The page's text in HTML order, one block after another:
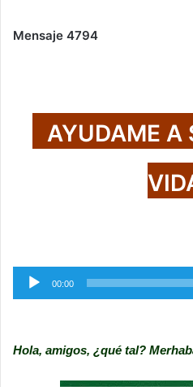
Mensaje 4794
AYUDAME A
Reproductor
de
00:00
Hola, amigos, ¿qué tal?